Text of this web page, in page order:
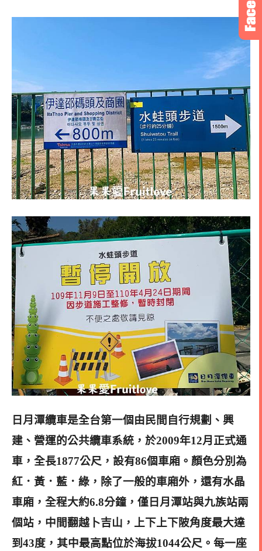
日月潭纜車是全台第一個由民間自行規劃、興
建、營運的公共纜車系統，於2009年12月正式通
車，全長1877公尺，設有86個車廂。 顏色分別為
紅．黃．藍．綠，除了一般的車廂外，還有水晶
車廂，全程大約6.8分鐘，僅日月潭站與九族站兩
個站，中間翻越卜吉山，上下上下陂角度最大達
到43度，其中最高點位於海拔1044公尺。 每一座